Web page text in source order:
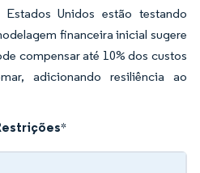
Unidos estão testando
financeira inicial sugere
compensar até 10% dos custos
adicionando resiliência ao
*